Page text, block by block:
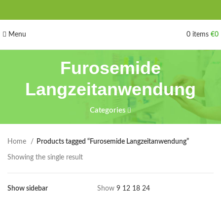
Menu 0 items €0
Furosemide
Langzeitanwendung
Categories
Home Products tagged “Furosemide Langzeitanwendung”
Showing the single result
Show sidebar Show 9 12 18 24